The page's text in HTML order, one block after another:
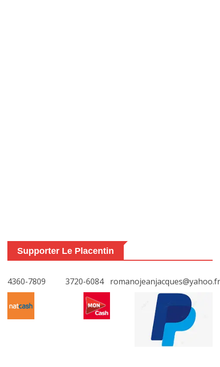
Supporter Le Placentin
4360-7809 3720-6084 romanojeanjacques@yahoo.fr